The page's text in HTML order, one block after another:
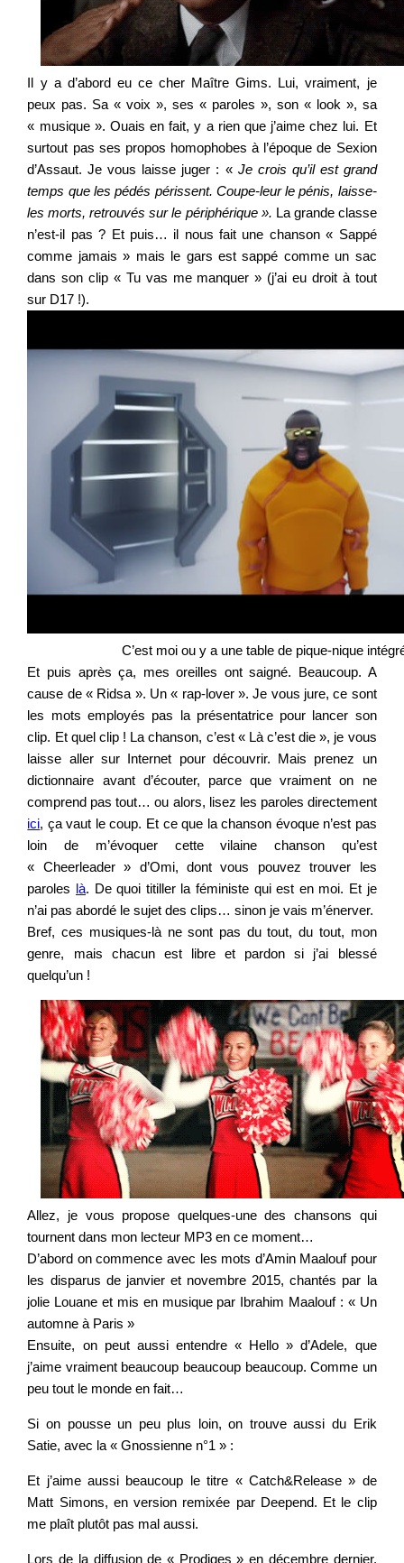
Il y a d’abord eu ce cher Maître Gims. Lui, vraiment, je
peux pas. Sa « voix », ses « paroles », son « look », sa
« musique ». Ouais en fait, y a rien que j’aime chez lui. Et
surtout pas ses propos homophobes à l’époque de Sexion
d’Assaut. Je vous laisse juger : « Je crois qu’il est grand
temps que les pédés périssent. Coupe-leur le pénis, laisse-
les morts, retrouvés sur le périphérique ». La grande classe
n’est-il pas ? Et puis… il nous fait une chanson « Sappé
comme jamais » mais le gars est sappé comme un sac
dans son clip « Tu vas me manquer » (j’ai eu droit à tout
sur D17 !).
C’est moi ou y a une table de pique-nique
Et puis après ça, mes oreilles ont saigné. Beaucoup. A
cause de « Ridsa ». Un « rap-lover ». Je vous jure, ce sont
les mots employés pas la présentatrice pour lancer son
clip. Et quel clip ! La chanson, c’est « Là c’est die », je vous
laisse aller sur Internet pour découvrir. Mais prenez un
dictionnaire avant d’écouter, parce que vraiment on ne
comprend pas tout… ou alors, lisez les paroles directement
ici, ça vaut le coup. Et ce que la chanson évoque n’est pas
loin de m’évoquer cette vilaine chanson qu’est
« Cheerleader » d’Omi, dont vous pouvez trouver les
paroles là. De quoi titiller la féministe qui est en moi. Et je
n’ai pas abordé le sujet des clips… sinon je vais m’énerver.
Bref, ces musiques-là ne sont pas du tout, du tout, mon
genre, mais chacun est libre et pardon si j’ai blessé
quelqu’un !
Allez, je vous propose quelques-une des chansons qui
tournent dans mon lecteur MP3 en ce moment…
D’abord on commence avec les mots d’Amin Maalouf pour
les disparus de janvier et novembre 2015, chantés par la
jolie Louane et mis en musique par Ibrahim Maalouf : « Un
automne à Paris »
Ensuite, on peut aussi entendre « Hello » d’Adele, que
j’aime vraiment beaucoup beaucoup beaucoup. Comme un
peu tout le monde en fait…
Si on pousse un peu plus loin, on trouve aussi du Erik
Satie, avec la « Gnossienne n°1 » :
Et j’aime aussi beaucoup le titre « Catch&Release » de
Matt Simons, en version remixée par Deepend. Et le clip
me plaît plutôt pas mal aussi.
Lors de la diffusion de « Prodiges » en décembre dernier,